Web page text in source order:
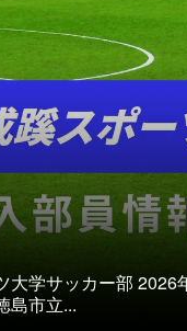
大学サッカー部 2026
島市立...